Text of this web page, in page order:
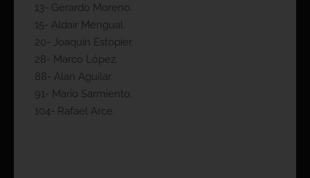
13- Gerardo Moreno.
15- Aldair Mengual.
20- Joaquín Estopier.
28- Marco López.
88- Alan Aguilar.
91- Mario Sarmiento.
104- Rafael Arce.